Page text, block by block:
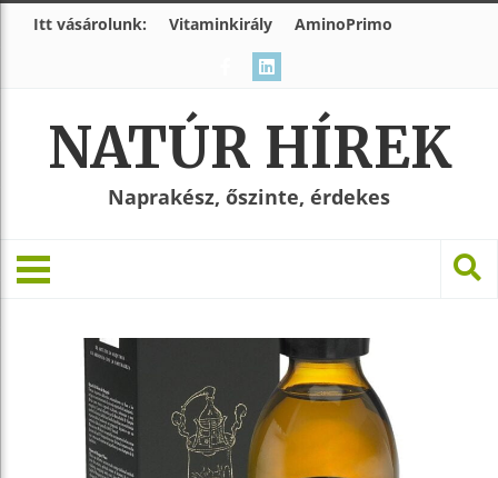
Itt vásárolunk: Vitaminkirály AminoPrimo
NATÚR HÍREK
Naprakész, őszinte, érdekes